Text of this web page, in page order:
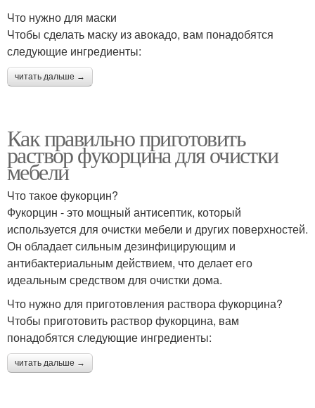
Что нужно для маски
Чтобы сделать маску из авокадо, вам понадобятся
следующие ингредиенты:
читать дальше →
Как правильно приготовить
раствор фукорцина для очистки
мебели
Что такое фукорцин?
Фукорцин - это мощный антисептик, который
используется для очистки мебели и других поверхностей.
Он обладает сильным дезинфицирующим и
антибактериальным действием, что делает его
идеальным средством для очистки дома.
Что нужно для приготовления раствора фукорцина?
Чтобы приготовить раствор фукорцина, вам
понадобятся следующие ингредиенты:
читать дальше →